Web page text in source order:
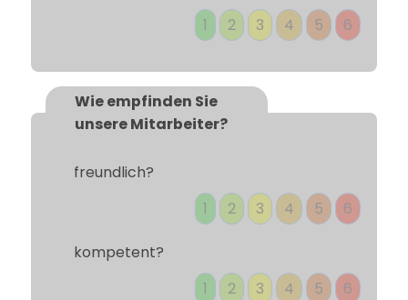
1
2 3 4 5 6
Wie empfinden Sie
unsere Mitarbeiter?
freundlich?
1
2 3 4 5 6
kompetent?
1
2 3 4 5 6